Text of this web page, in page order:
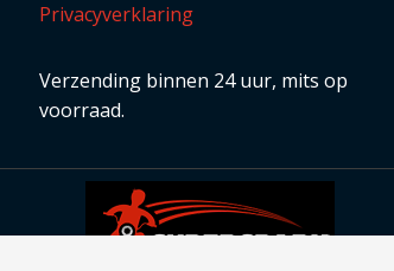
Privacyverklaring
Verzending binnen 24 uur, mits op
voorraad.